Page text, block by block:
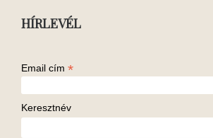
HÍRLEVÉL
Email cím *
Keresztnév